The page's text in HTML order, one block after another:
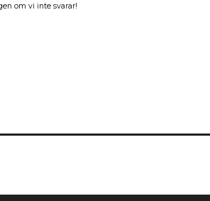
om vi inte svarar!